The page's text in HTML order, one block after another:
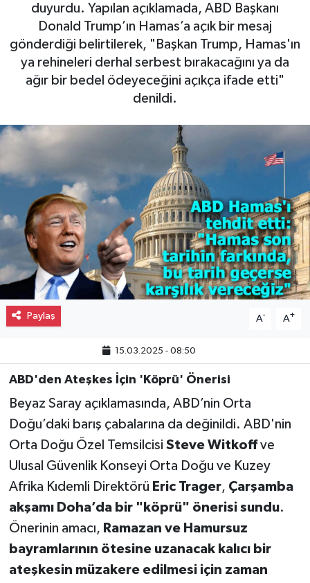
duyurdu. Yapılan açıklamada, ABD Başkanı
Donald Trump’ın Hamas’a açık bir mesaj
gönderdiği belirtilerek, "Başkan Trump, Hamas'ın
ya rehineleri derhal serbest bırakacağını ya da
ağır bir bedel ödeyeceğini açıkça ifade etti"
denildi.
Paylaş A- A+
15.03.2025 - 08:50
ABD'den Ateşkes İçin 'Köprü' Önerisi
Beyaz Saray açıklamasında, ABD’nin Orta
Doğu’daki barış çabalarına da değinildi. ABD'nin
Orta Doğu Özel Temsilcisi Steve Witkoffve
Ulusal Güvenlik Konseyi Orta Doğu ve Kuzey
Afrika Kıdemli Direktörü Eric Trager, Çarşamba
akşamı Doha’da bir "köprü" önerisi sundu.
Önerinin amacı, Ramazan ve Hamursuz
bayramlarının ötesine uzanacak kalıcı bir
ateşkesin müzakere edilmesi için zaman
Asayiş
Magazin
Gayrimenkul
Eğitim